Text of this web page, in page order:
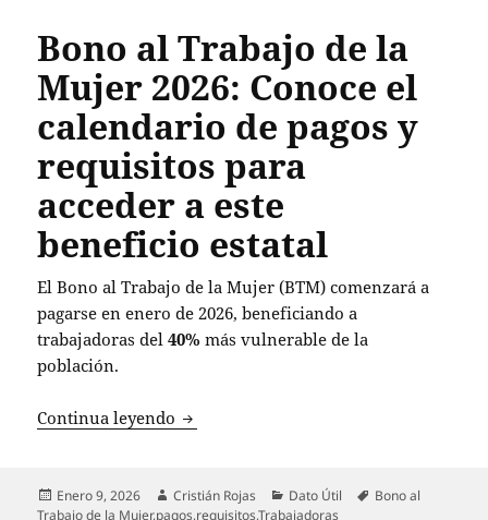
Bono al Trabajo de la
Mujer 2026: Conoce el
calendario de pagos y
requisitos para
acceder a este
beneficio estatal
El Bono al Trabajo de la Mujer (BTM) comenzará a
pagarse en enero de 2026, beneficiando a
trabajadoras del40% más vulnerable de la
población.
Continua leyendo Bono al Trabajo de la Mujer 2026:
Publicado
el
Enero 9, 2026 Autor
Cristián Rojas Categorías
Dato Útil Etiquetas
Bono al
Trabajo de la Mujer,pagos,requisitos,Trabajadoras